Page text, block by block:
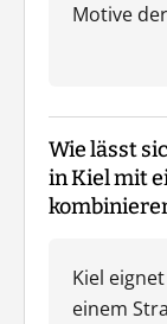
Motive
Wie lässt
in Kiel mit
Kiel
einem